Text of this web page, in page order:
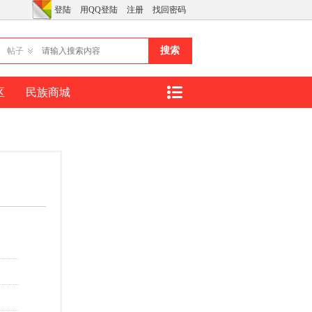
登陆 用QQ登陆 注册 找回密码
帖子 搜索
民族商城